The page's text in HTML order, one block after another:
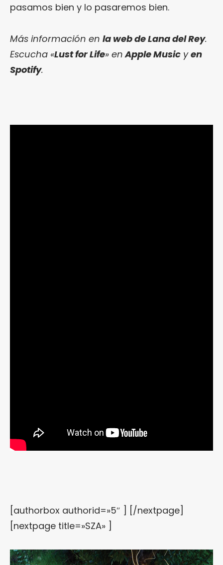
pasamos bien y lo pasaremos bien.
Más información en la web de Lana del Rey.
Escucha «Lust for Life» enApple Music yen
Spotify.
[authorbox authorid=»5″ ] [/nextpage]
[nextpage title=»SZA» ]